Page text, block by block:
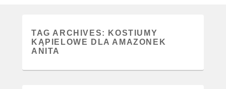
TAG ARCHIVES:
KOSTIUMY
KĄPIELOWE DLA AMAZONEK
ANITA